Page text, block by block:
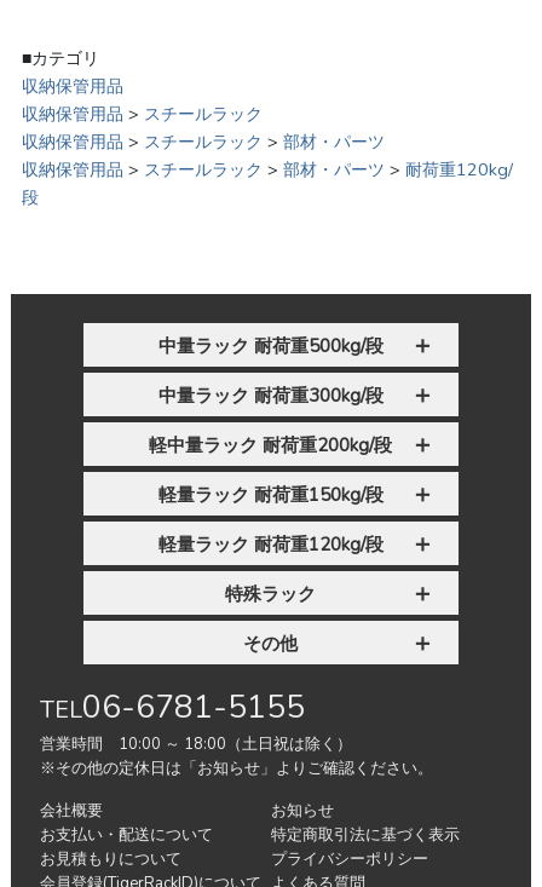
■カテゴリ
収納保管用品
収納保管用品 > スチールラック
収納保管用品 > スチールラック > 部材・パーツ
収納保管用品 > スチールラック > 部材・パーツ > 耐荷重120kg/
段
中量ラック 耐荷重500kg/段
中量ラック 耐荷重300kg/段
軽中量ラック 耐荷重200kg/段
軽量ラック 耐荷重150kg/段
軽量ラック 耐荷重120kg/段
特殊ラック
その他
TEL06-6781-5155
営業時間 10:00 ～ 18:00（土日祝は除く）
※その他の定休日は「お知らせ」よりご確認ください。
会社概要
お支払い・配送について
お見積もりについて
お知らせ
特定商取引法に基づく表示
プライバシーポリシー